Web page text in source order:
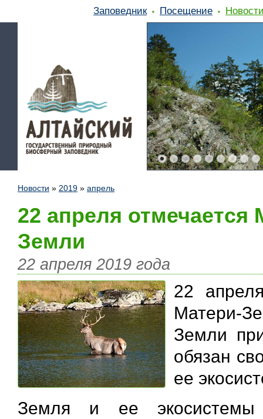
Заповедник Посещение
Новости » 2019 » апрель
22 апреля
Земли
22 апреля 2019 года
22
Матери-
Земли
обязан
ее
Земля и ее